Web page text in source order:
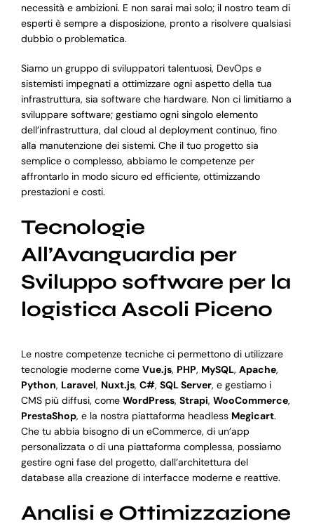
necessità e ambizioni. E non sarai mai solo; il nostro team di
esperti è sempre a disposizione, pronto a risolvere qualsiasi
dubbio o problematica.
Siamo un gruppo di sviluppatori talentuosi, DevOps e
sistemisti impegnati a ottimizzare ogni aspetto della tua
infrastruttura, sia software che hardware. Non ci limitiamo a
sviluppare software; gestiamo ogni singolo elemento
dell’infrastruttura, dal cloud al deployment continuo, fino
alla manutenzione dei sistemi. Che il tuo progetto sia
semplice o complesso, abbiamo le competenze per
affrontarlo in modo sicuro ed efficiente, ottimizzando
prestazioni e costi.
Tecnologie
All’Avanguardia per
Sviluppo software per la
logistica Ascoli Piceno
Le nostre competenze tecniche ci permettono di utilizzare
tecnologie moderne come Vue.js, PHP, MySQL, Apache,
Python, Laravel, Nuxt.js, C#, SQL Server, e gestiamo i
CMS più diffusi, come WordPress, Strapi, WooCommerce,
PrestaShop, e la nostra piattaforma headless Megicart.
Che tu abbia bisogno di un eCommerce, di un’app
personalizzata o di una piattaforma complessa, possiamo
gestire ogni fase del progetto, dall’architettura del
database alla creazione di interfacce moderne e reattive.
Analisi e Ottimizzazione